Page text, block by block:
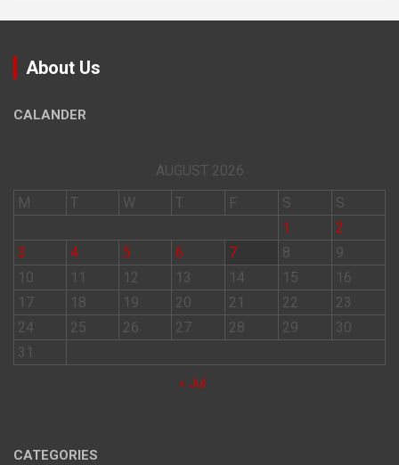
About Us
CALANDER
AUGUST 2026
M
T W T F S
S
1
2
3
4 5 6 7 8
9
10
11 12 13 14 15
16
17
18 19 20 21 22
23
24
25 26 27 28 29
30
31
« Jul
CATEGORIES